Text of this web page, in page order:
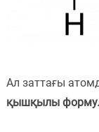
Ал заттағы
қышқылы